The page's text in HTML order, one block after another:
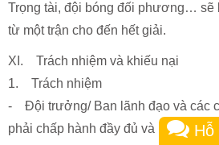
Trọng tài, đội bóng đối phương… sẽ
từ một trận cho đến hết giải.
XI. Trách nhiệm và khiếu nại
1. Trách nhiệm
- Đội trưởng/ Ban lãnh đạo và các
phải chấp hành đầy đủ và nghiêm